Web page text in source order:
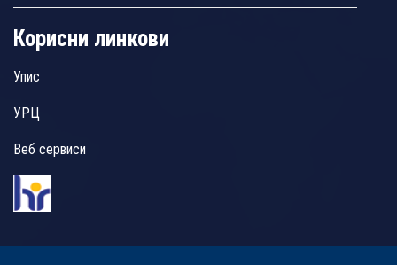
Корисни линкови
Упис
УРЦ
Веб сервиси